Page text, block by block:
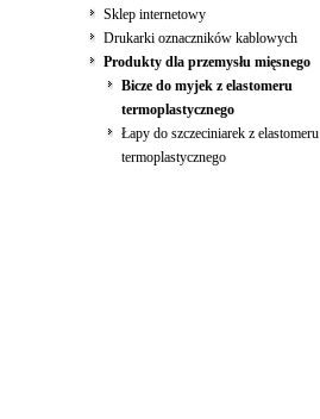
Sklep internetowy
Drukarki oznaczników kablowych
Produkty dla przemysłu mięsnego
Bicze do myjek z elastomeru
termoplastycznego
Łapy do szczeciniarek z elastomeru
termoplastycznego